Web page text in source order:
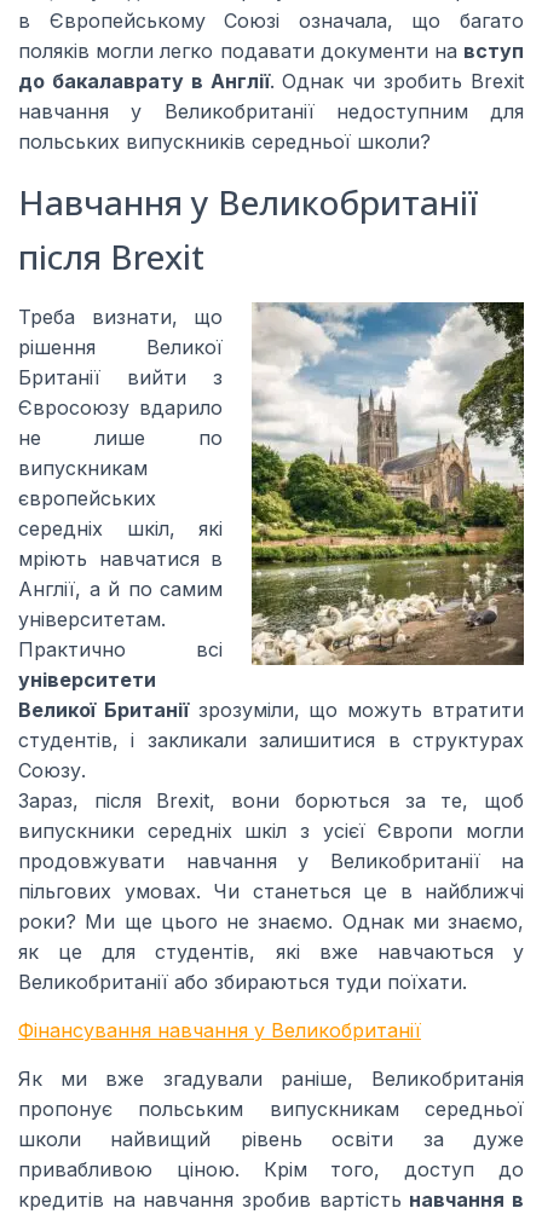
в Європейському Союзі означала, що багато
поляків могли легко подавати документи на вступ
до бакалаврату в Англії. Однак чи зробить Brexit
навчання у Великобританії недоступним для
польських випускників середньої школи?
Навчання у Великобританії
після Brexit
Треба визнати, що
рішення Великої
Британії вийти з
Євросоюзу вдарило
не лише по
випускникам
європейських
середніх шкіл, які
мріють навчатися в
Англії, а й по самим
університетам.
Практично всі
університети
Великої Британіїзрозуміли, що можуть втратити
студентів, і закликали залишитися в структурах
Союзу.
Зараз, після Brexit, вони борються за те, щоб
випускники середніх шкіл з усієї Європи могли
продовжувати навчання у Великобританії на
пільгових умовах. Чи станеться це в найближчі
роки? Ми ще цього не знаємо. Однак ми знаємо,
як це для студентів, які вже навчаються у
Великобританії або збираються туди поїхати.
Фінансування навчання у Великобританії
Як ми вже згадували раніше, Великобританія
пропонує польським випускникам середньої
школи найвищий рівень освіти за дуже
привабливою ціною. Крім того, доступ до
кредитів на навчання зробив вартість навчання в